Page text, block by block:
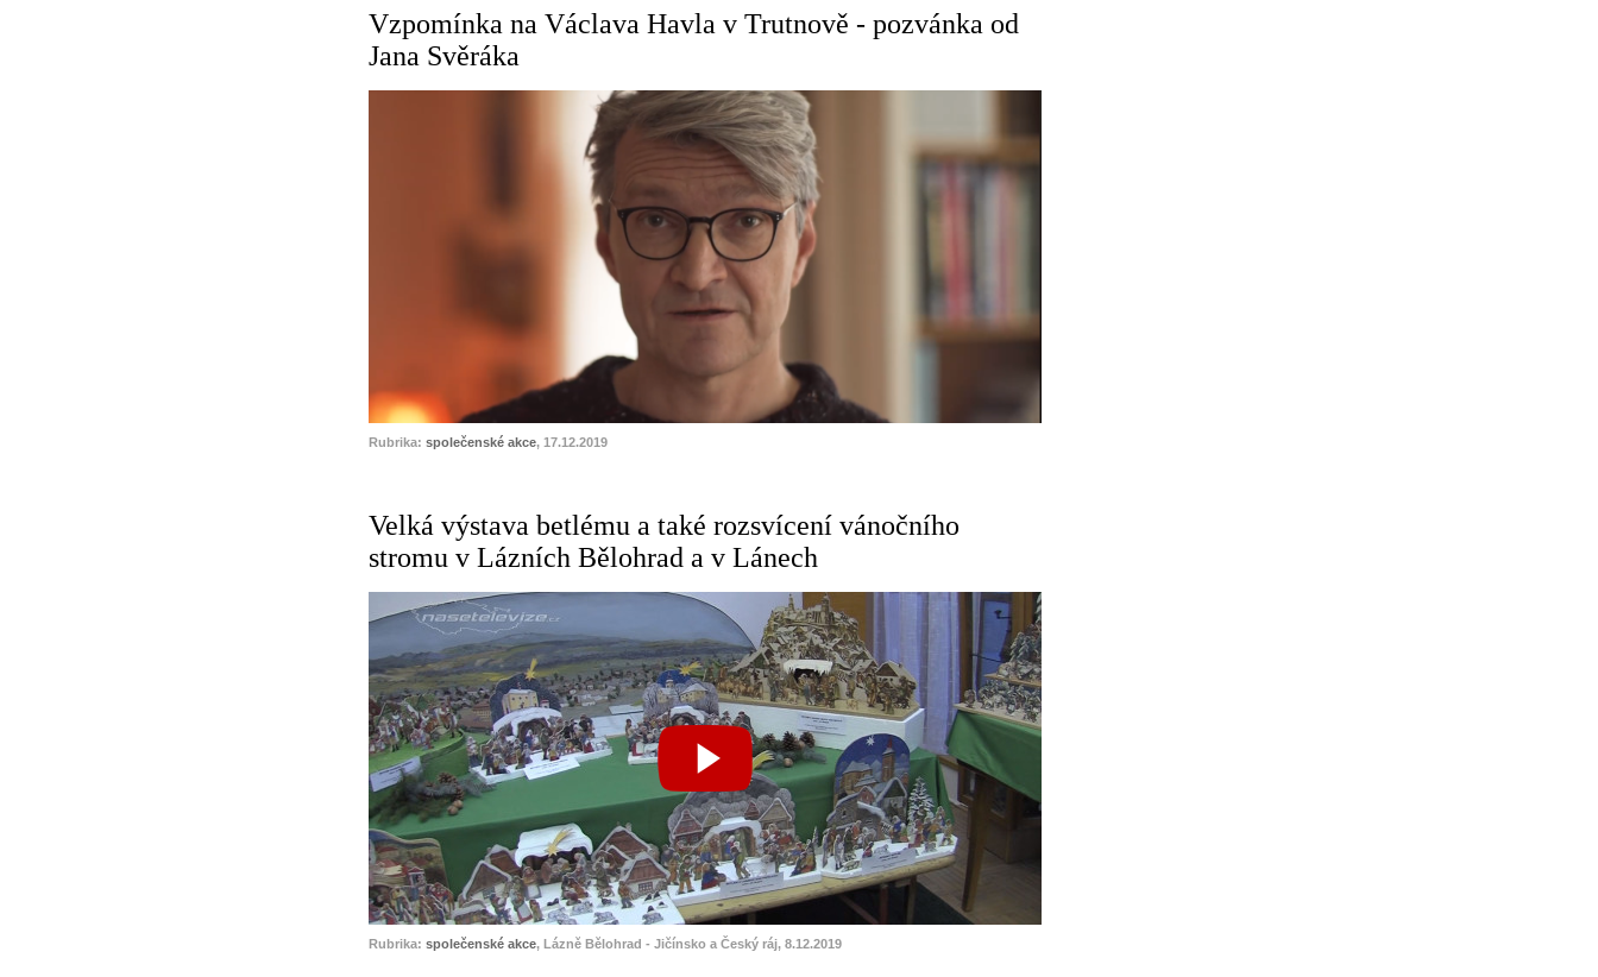
Vzpomínka na Václava Havla v Trutnově - pozvánka od
Jana Svěráka
Rubrika: společenské akce, 17.12.2019
Velká výstava betlému a také rozsvícení vánočního
stromu v Lázních Bělohrad a v Lánech
Rubrika: společenské akce, Lázně Bělohrad - Jičínsko a Český ráj, 8.12.2019